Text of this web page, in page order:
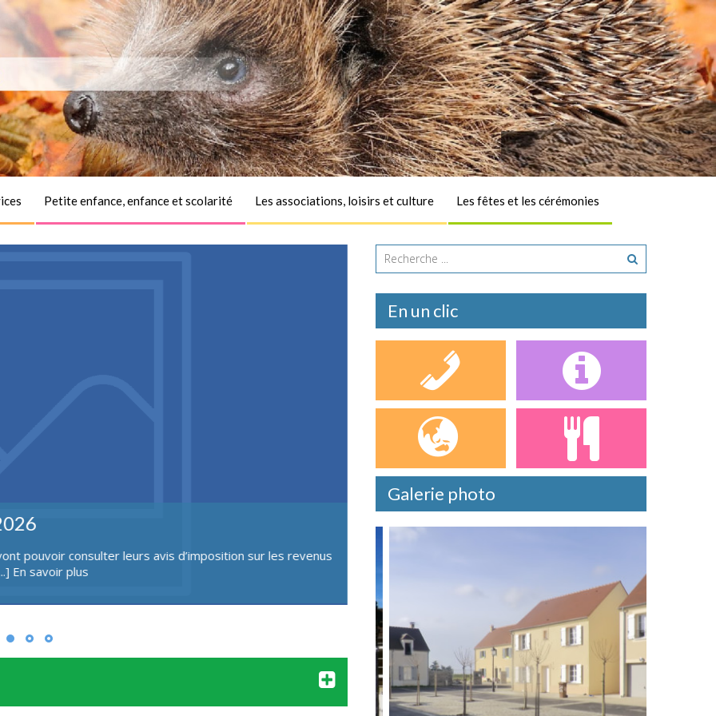
Petite enfance, enfance et scolarité Les associations, loisirs et culture Les fêtes et les cérémonies
culturelles, 6 septembre
septembre, 10h13h, place de la mairie. Possibilité de
En savoir plus
A la une
En un clic
Galerie photo